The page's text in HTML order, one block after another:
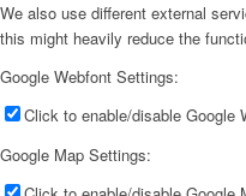
We also use different external
this might heavily reduce the
Google Webfont Settings:
Click to enable/disable Google
Google Map Settings: